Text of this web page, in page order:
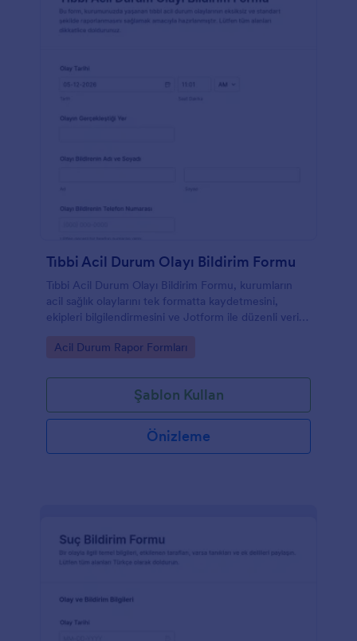
Tıbbi Acil Durum Olayı Bildirim Formu
Tıbbi Acil Durum Olayı Bildirim Formu, kurumların
acil sağlık olaylarını tek formatta kaydetmesini,
ekipleri bilgilendirmesini ve Jotform ile düzenli veri
Go to Category:
Acil Durum Rapor Formları
Şablon Kullan
Önizleme